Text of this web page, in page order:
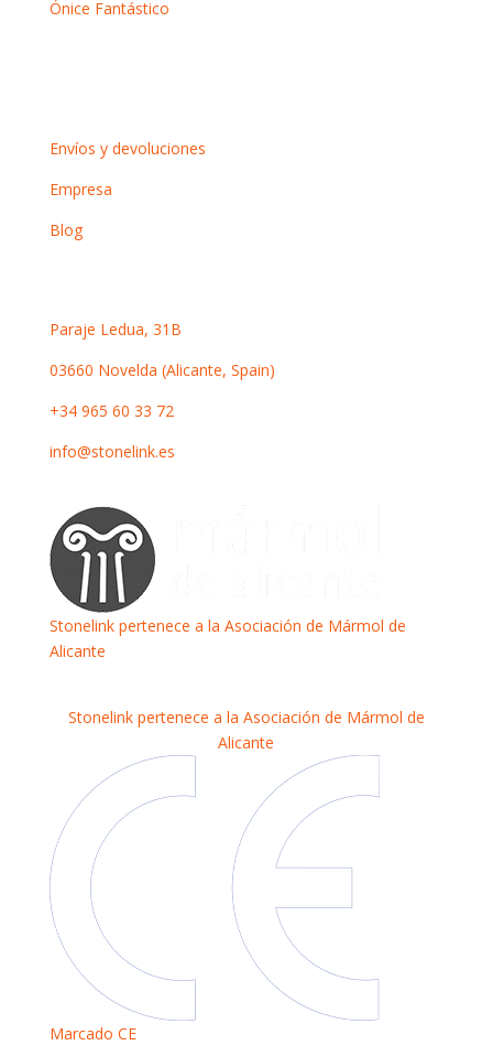
Ónice Fantástico
Envíos y devoluciones
Empresa
Blog
Paraje Ledua, 31B
03660 Novelda (Alicante, Spain)
+34 965 60 33 72
info@stonelink.es
Stonelink pertenece a la Asociación de Mármol de
Alicante
Stonelink pertenece a la Asociación de Mármol de
Alicante
Marcado CE